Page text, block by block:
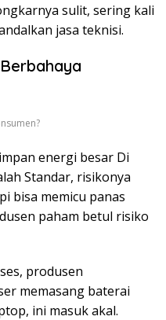
sulit, sering kali
jasa teknisi.
energi besar Di
Standar, risikonya
bisa memicu panas
paham betul risiko
produsen
memasang baterai
ini masuk akal.